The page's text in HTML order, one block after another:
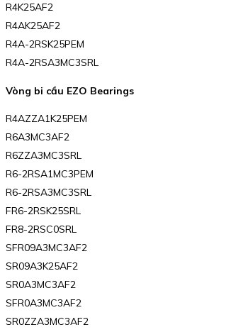
R4K25AF2
R4AK25AF2
R4A-2RSK25PEM
R4A-2RSA3MC3SRL
Vòng bi cầu EZO Bearings
R4AZZA1K25PEM
R6A3MC3AF2
R6ZZA3MC3SRL
R6-2RSA1MC3PEM
R6-2RSA3MC3SRL
FR6-2RSK25SRL
FR8-2RSC0SRL
SFR09A3MC3AF2
SR09A3K25AF2
SR0A3MC3AF2
SFR0A3MC3AF2
SR0ZZA3MC3AF2